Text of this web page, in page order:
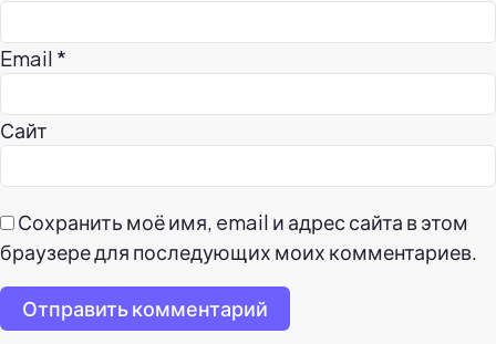
Email *
Сайт
Сохранить моё имя, email и адрес сайта в этом
браузере для последующих моих комментариев.
Отправить комментарий